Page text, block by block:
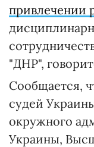
привлечении
"ДНР",
Сообщается,
судей
окружного
Украины,